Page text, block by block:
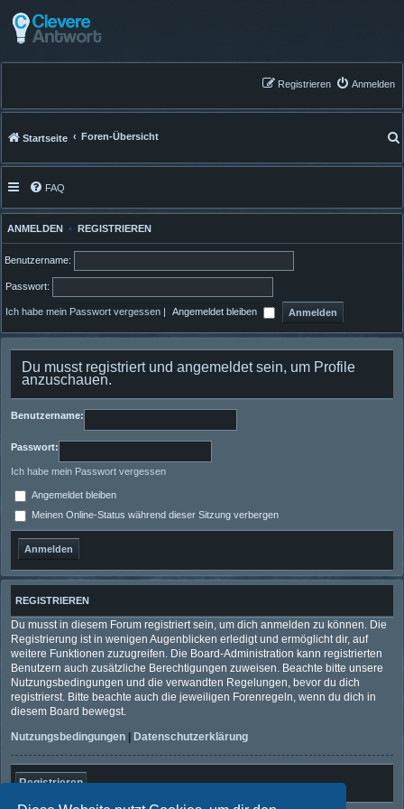
Anmelden
Registrieren
Startseite Foren-Übersicht
FAQ
ANMELDEN • REGISTRIEREN
Benutzername:
Passwort:
Ich habe mein Passwort vergessen | Angemeldet bleiben
Du musst registriert und angemeldet sein, um Profile
anzuschauen.
Benutzername:
Passwort:
Ich habe mein Passwort vergessen
Angemeldet bleiben
Meinen Online-Status während dieser Sitzung verbergen
REGISTRIEREN
Du musst in diesem Forum registriert sein, um dich anmelden zu können. Die
Registrierung ist in wenigen Augenblicken erledigt und ermöglicht dir, auf
weitere Funktionen zuzugreifen. Die Board-Administration kann registrierten
Benutzern auch zusätzliche Berechtigungen zuweisen. Beachte bitte unsere
Nutzungsbedingungen und die verwandten Regelungen, bevor du dich
registrierst. Bitte beachte auch die jeweiligen Forenregeln, wenn du dich in
diesem Board bewegst.
Nutzungsbedingungen
Datenschutzerklärung
Registrieren